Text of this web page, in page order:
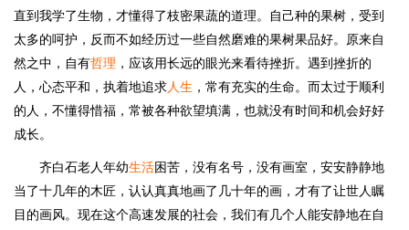
直到我学了生物，才懂得了枝密果蔬的道理。自己种的果树，受到
太多的呵护，反而不如经历过一些自然磨难的果树果品好。原来自
然之中，自有哲理 ，应该用长远的眼光来看待挫折。遇到挫折的
人，心态平和，执着地追求人生 ，常有充实的生命。而太过于顺利
的人，不懂得惜福，常被各种欲望填满，也就没有时间和机会好好
成长。
齐白石老人年幼生活困苦，没有名号，没有画室，安安静静地
当了十几年的木匠，认认真真地画了几十年的画，才有了让世人瞩
目的画风。现在这个高速发展的社会，我们有几个人能安静地在自